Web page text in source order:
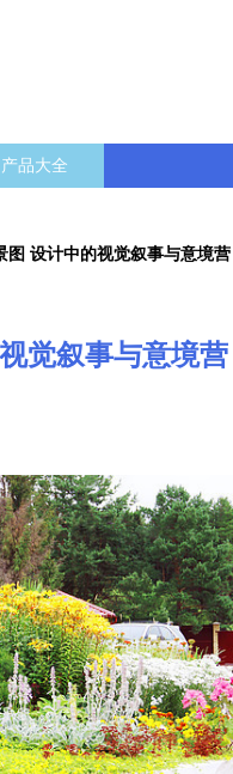
产品大全
图 设计中的视觉叙事与意境营
觉叙事与意境营